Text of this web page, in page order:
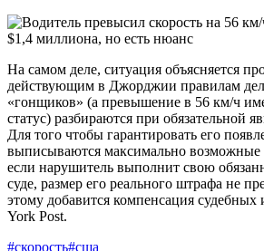
На самом деле, ситуация объясняется
действующим в Джорджии правилам
«гонщиков» (а превышение в 56 км/ч
статус) разбираются при обязательной
Для того чтобы гарантировать его
выписываются максимально
если нарушитель выполнит свою
суде, размер его реального штрафа не
этому добавится компенсация
York Post.
#скорость#сша